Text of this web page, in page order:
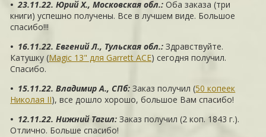
• 23.11.22. Юрий Х., Московская обл.:Оба заказа (три
книги) успешно получены. Все в лучшем виде. Большое
спасибо!!!
• 16.11.22. Евгений Л., Тульская обл.:Здравствуйте.
Катушку (Magic 13" для Garrett ACE) сегодня получил.
Спасибо.
• 15.11.22. Владимир А., СПб:Заказ получил (50 копеек
Николая II), все дошло хорошо, большое Вам спасибо!
• 12.11.22. Нижний Тагил:Заказ получил (2 коп. 1843 г.).
Отлично. Больше спасибо!